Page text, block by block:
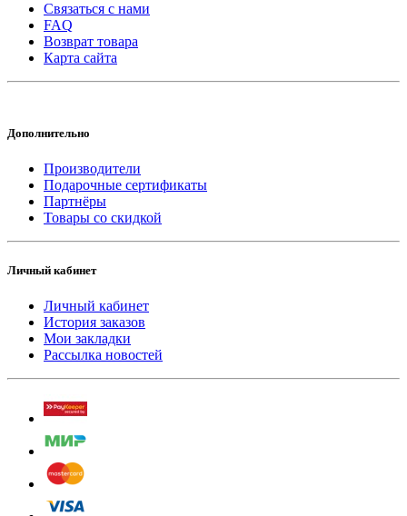
Связаться с нами
FAQ
Возврат товара
Карта сайта
Дополнительно
Производители
Подарочные сертификаты
Партнёры
Товары со скидкой
Личный кабинет
Личный кабинет
История заказов
Мои закладки
Рассылка новостей